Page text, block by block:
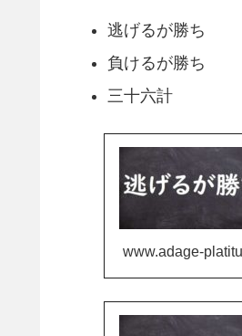
逃げるが勝ち
負けるが勝ち
三十六計
www.adage-